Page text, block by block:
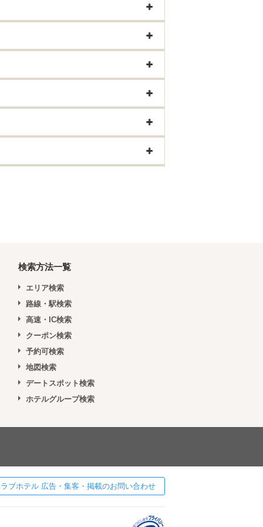
検索方法一覧
エリア検索
路線・駅検索
高速・IC検索
クーポン検索
予約可検索
地図検索
デートスポット検索
ホテルグループ検索
ブホテル 広告・集客・掲載のお問い合わせ